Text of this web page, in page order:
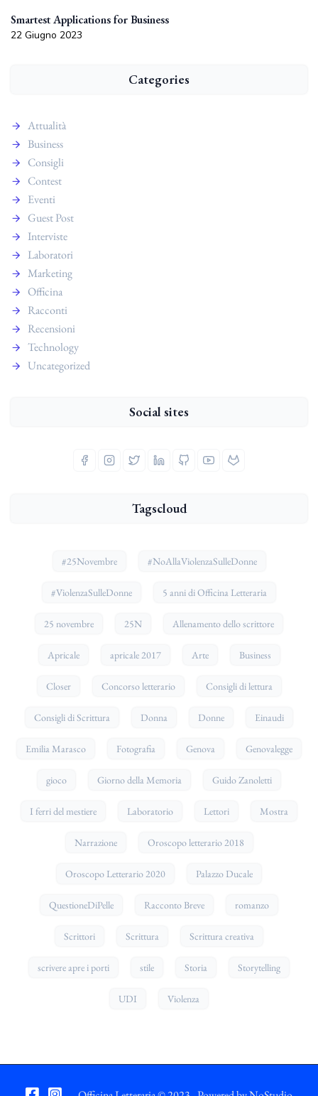
Smartest Applications for Business
22 Giugno 2023
Categories
Attualità
Business
Consigli
Contest
Eventi
Guest Post
Interviste
Laboratori
Marketing
Officina
Racconti
Recensioni
Technology
Uncategorized
Social sites
Tagscloud
#25Novembre #NoAllaViolenzaSulleDonne
#ViolenzaSulleDonne 5 anni di Officina Letteraria
25 novembre 25N Allenamento dello scrittore
Apricale apricale 2017 Arte Business
Closer Concorso letterario Consigli di lettura
Consigli di Scrittura Donna Donne Einaudi
Emilia Marasco Fotografia Genova Genovalegge
gioco Giorno della Memoria Guido Zanoletti
I ferri del mestiere Laboratorio Lettori Mostra
Narrazione Oroscopo letterario 2018
Oroscopo Letterario 2020 Palazzo Ducale
QuestioneDiPelle Racconto Breve romanzo
Scrittori Scrittura Scrittura creativa
scrivere apre i porti stile Storia Storytelling
UDI Violenza